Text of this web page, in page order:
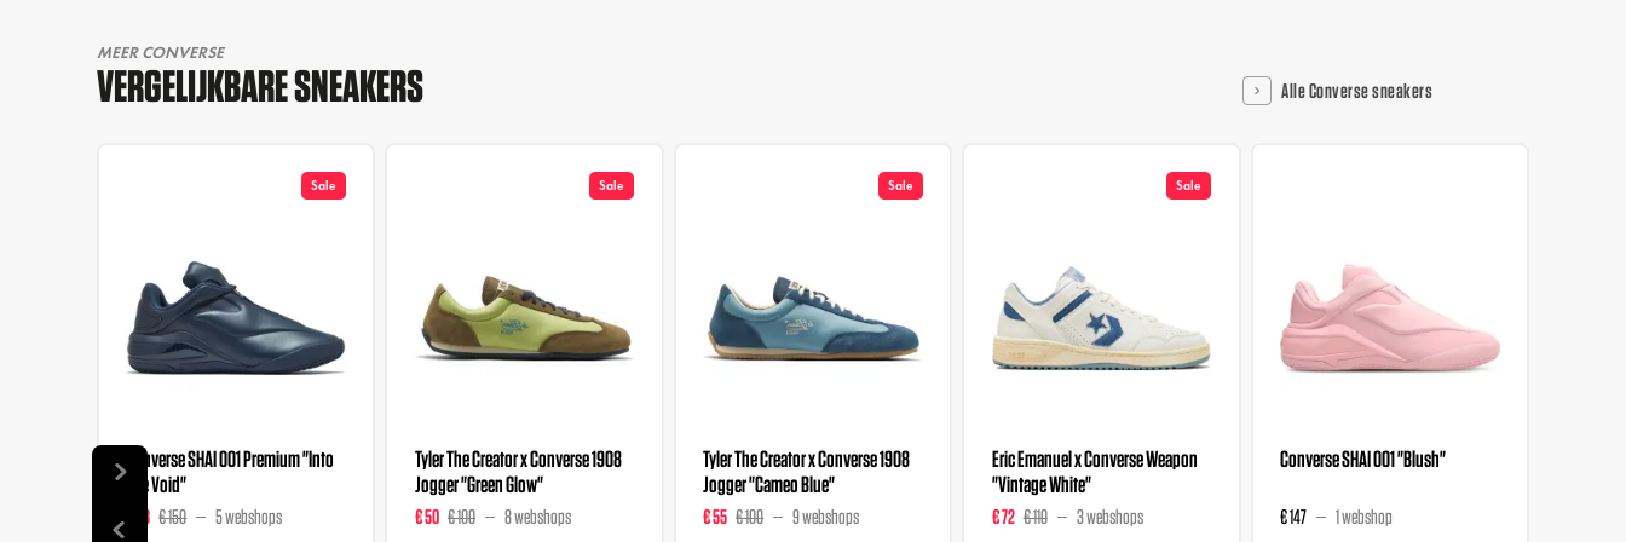
MEER CONVERSE
VERGELIJKBARE SNEAKERS Alle Converse sneakers
Sale
Converse SHAI 001 Premium "Into
The Void"
€ 98 € 150 5 webshops
Sale
Tyler The Creator x Converse 1908
Jogger "Green Glow"
€ 50 € 100 8 webshops
Sale
Tyler The Creator x Converse 1908
Jogger "Cameo Blue"
€ 55 € 100 9 webshops
Sale
Eric Emanuel x Converse Weapon
"Vintage White"
€ 72 € 110 3 webshops
Converse SHAI 001 "Blush"
€ 147 1 webshop